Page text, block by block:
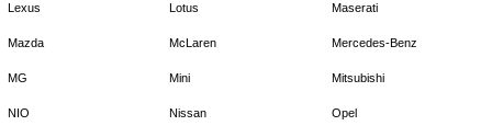
Lexus Lotus Maserati
Mazda McLaren Mercedes-Benz
MG Mini Mitsubishi
NIO Nissan Opel